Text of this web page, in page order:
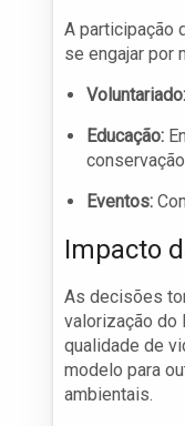
A participação
se engajar por
Voluntariado:
Educação:
Eventos:
Impacto
As decisões
valorização do
qualidade de
modelo para
ambientais.